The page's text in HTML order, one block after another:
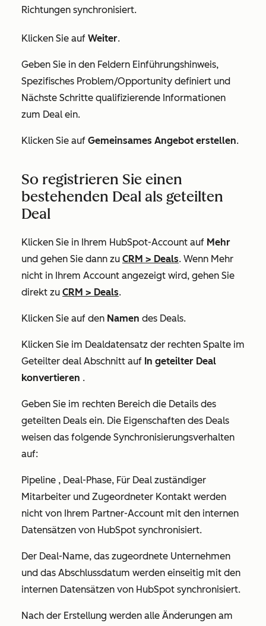
Richtungen synchronisiert.
Klicken Sie auf Weiter.
Geben Sie in den Feldern Einführungshinweis,
Spezifisches Problem/Opportunity definiert und
Nächste Schritte qualifizierende Informationen
zum Deal ein.
Klicken Sie auf Gemeinsames Angebot erstellen.
So registrieren Sie einen
bestehenden Deal als geteilten
Deal
Klicken Sie in Ihrem HubSpot-Account auf Mehr
und gehen Sie dann zu CRM > Deals. Wenn Mehr
nicht in Ihrem Account angezeigt wird, gehen Sie
direkt zu CRM > Deals.
Klicken Sie auf den Namen des Deals.
Klicken Sie im Dealdatensatz der rechten Spalte im
Geteilter deal Abschnitt auf In geteilter Deal
konvertieren .
Geben Sie im rechten Bereich die Details des
geteilten Deals ein. Die Eigenschaften des Deals
weisen das folgende Synchronisierungsverhalten
auf:
Pipeline , Deal-Phase, Für Deal zuständiger
Mitarbeiter und Zugeordneter Kontakt werden
nicht von Ihrem Partner-Account mit den internen
Datensätzen von HubSpot synchronisiert.
Der Deal-Name, das zugeordnete Unternehmen
und das Abschlussdatum werden einseitig mit den
internen Datensätzen von HubSpot synchronisiert.
Nach der Erstellung werden alle Änderungen am